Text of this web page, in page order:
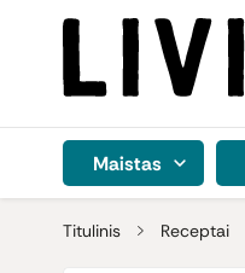
Maistas
Titulinis Receptai